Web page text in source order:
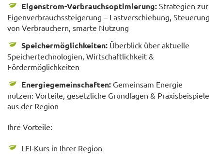
Eigenstrom-Verbrauchsoptimierung: Strategien zur
Eigenverbrauchssteigerung – Lastverschiebung, Steuerung
von Verbrauchern, smarte Nutzung
Speichermöglichkeiten: Überblick über aktuelle
Speichertechnologien, Wirtschaftlichkeit &
Fördermöglichkeiten
Energiegemeinschaften: Gemeinsam Energie
nutzen: Vorteile, gesetzliche Grundlagen & Praxisbeispiele
aus der Region
Ihre Vorteile:
LFI-Kurs in Ihrer Region